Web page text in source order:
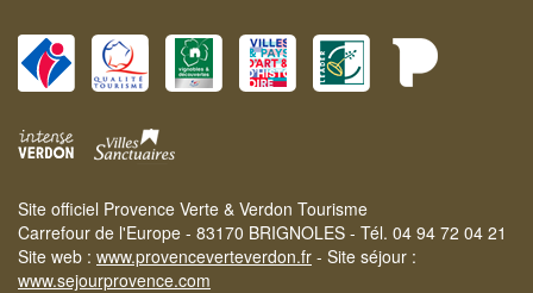
Site officiel Provence Verte & Verdon Tourisme
Carrefour de l'Europe - 83170 BRIGNOLES - Tél. 04 94 72 04 21
Site web : www.provenceverteverdon.fr - Site séjour :
www.sejourprovence.com